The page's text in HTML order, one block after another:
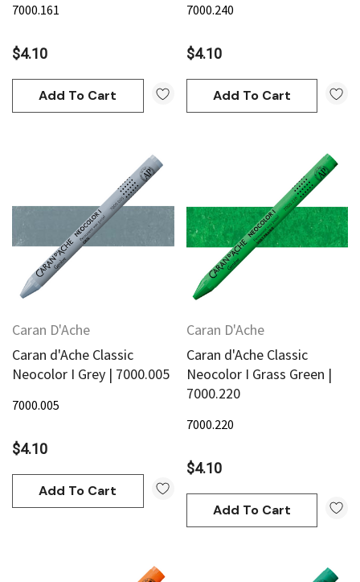
7000.161
$4.10
Add To Cart
7000.240
$4.10
Add To Cart
Caran D'Ache
Caran d'Ache Classic
Neocolor I Grey | 7000.005
7000.005
$4.10
Add To Cart
Caran D'Ache
Caran d'Ache Classic
Neocolor I Grass Green |
7000.220
7000.220
$4.10
Add To Cart